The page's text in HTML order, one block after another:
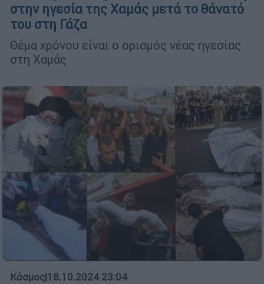
στην ηγεσία της Χαμάς μετά το θάνατό
του στη Γάζα
Θέμα χρόνου είναι ο ορισμός νέας ηγεσίας
στη Χαμάς
Κόσμος|18.10.2024 23:04